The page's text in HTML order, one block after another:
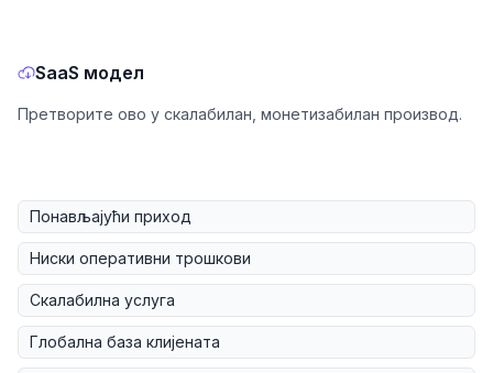
SaaS модел
Претворите ово у скалабилан, монетизабилан производ.
Понављајући приход
Ниски оперативни трошкови
Скалабилна услуга
Глобална база клијената